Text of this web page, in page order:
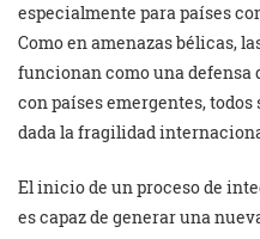
especialmente para países
Como en amenazas bélicas,
funcionan como una defensa
con países emergentes,
dada la fragilidad
El inicio de un proceso de
es capaz de generar una